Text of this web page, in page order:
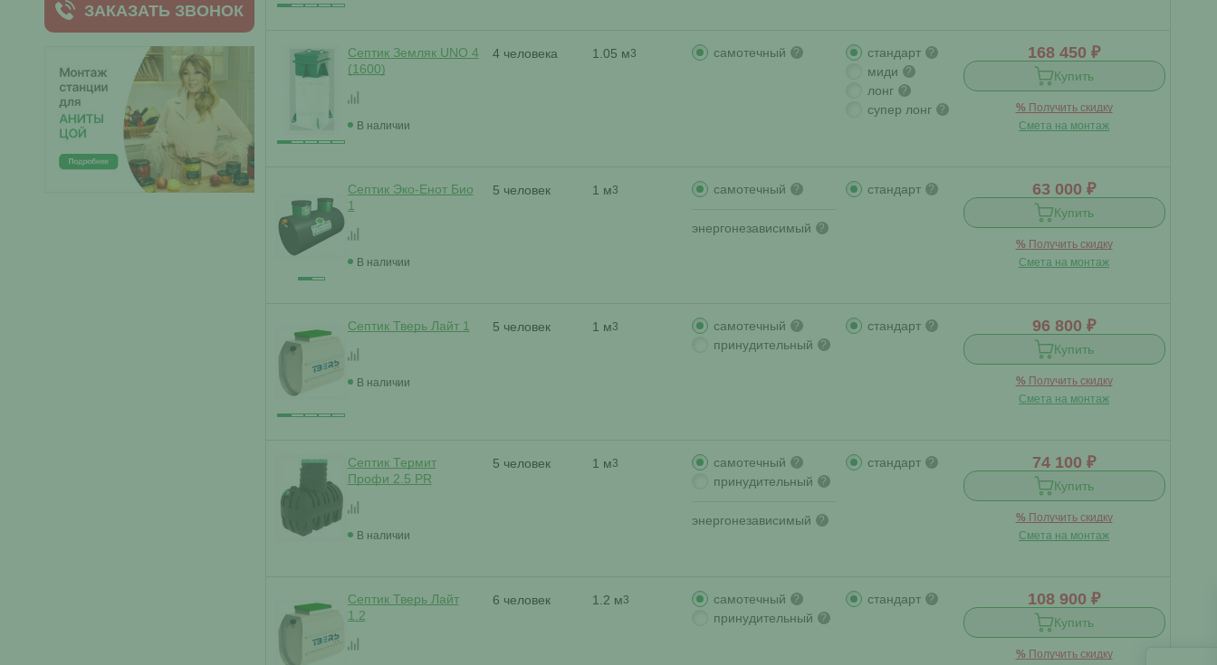
ЗАКАЗАТЬ ЗВОНОК
Септик Земляк UNO 4
(1600)
В наличии
4 человека 1.05 м3 самотечный ? стандарт ?
миди ?
лонг ?
супер лонг ?
168 450 ₽
Купить
% Получить скидку
Смета на монтаж
Септик Эко-Енот Био
1
В наличии
5 человек 1 м3 самотечный ?
энергонезависимый ?
стандарт ? 63 000 ₽
Купить
% Получить скидку
Смета на монтаж
Септик Тверь Лайт 1
В наличии
5 человек 1 м3 самотечный ?
принудительный ?
стандарт ? 96 800 ₽
Купить
% Получить скидку
Смета на монтаж
Септик Термит
Профи 2.5 PR
В наличии
5 человек 1 м3 самотечный ?
принудительный ?
энергонезависимый ?
стандарт ? 74 100 ₽
Купить
% Получить скидку
Смета на монтаж
Септик Тверь Лайт
1.2
6 человек 1.2 м3 самотечный ?
принудительный ?
стандарт ? 108 900 ₽
Купить
% Получить скидку